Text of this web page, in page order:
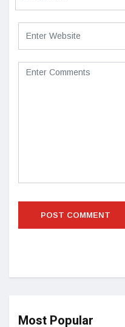
Most Popular